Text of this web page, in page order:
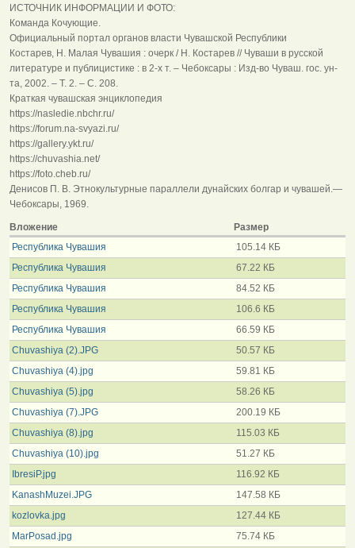
ИСТОЧНИК ИНФОРМАЦИИ И ФОТО:
Команда Кочующие.
Официальный портал органов власти Чувашской Республики
Костарев, Н. Малая Чувашия : очерк / Н. Костарев // Чуваши в русской
литературе и публицистике : в 2-х т. – Чебоксары : Изд-во Чуваш. гос. ун-
та, 2002. – Т. 2. – С. 208.
Краткая чувашская энциклопедия
https://nasledie.nbchr.ru/
https://forum.na-svyazi.ru/
https://gallery.ykt.ru/
https://chuvashia.net/
https://foto.cheb.ru/
Денисов П. В. Этнокультурные параллели дунайских болгар и чувашей.—
Чебоксары, 1969.
Вложение
Размер
Республика Чувашия
105.14 КБ
Республика Чувашия
67.22 КБ
Республика Чувашия
84.52 КБ
Республика Чувашия
106.6 КБ
Республика Чувашия
66.59 КБ
Chuvashiya (2).JPG
50.57 КБ
Chuvashiya (4).jpg
59.81 КБ
Chuvashiya (5).jpg
58.26 КБ
Chuvashiya (7).JPG
200.19 КБ
Chuvashiya (8).jpg
115.03 КБ
Chuvashiya (10).jpg
51.27 КБ
IbresiP.jpg
116.92 КБ
KanashMuzei.JPG
147.58 КБ
kozlovka.jpg
127.44 КБ
MarPosad.jpg
75.74 КБ